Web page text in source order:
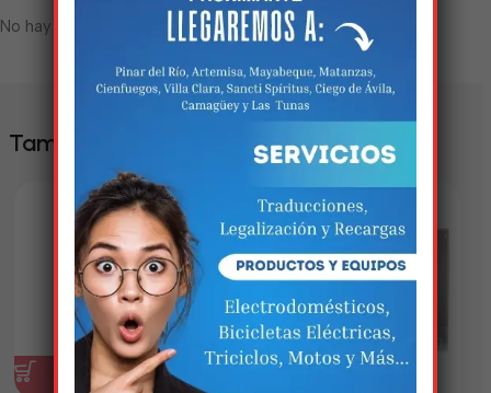
No hay valoraciones aún.
También te puede interesar
Estamos trabalhando
nisso!
Em breve, esta página estará
disponível com novidades
incríveis. Agradecemos pela
paciência e compreensão.